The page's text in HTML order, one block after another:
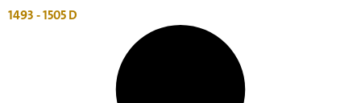
1493 - 1505D